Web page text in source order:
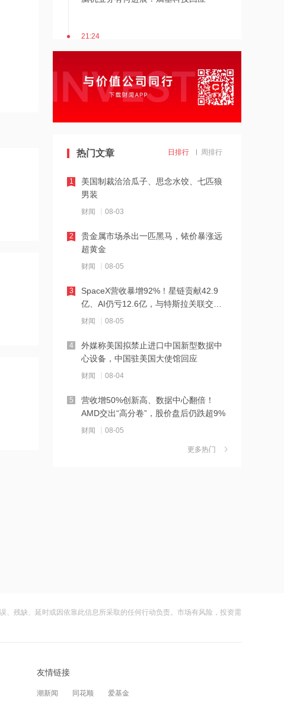
21:24
公司有太空光伏业务吗？英杰电气回应
21:24
朗特智能：除了和优必选有深度合作以
京东方A：玻璃基封装载板相关业务尚
21:22
龙头企业连续提价，白酒行业企稳了吗
21:21
以军空袭黎巴嫩南部
21:20
杰富瑞下调消费电子零售商百思买评级
21:20
欧菲光：周亮辞去董事会秘书职务，聘
21:19
ST椰岛：董事兼副总经理李铁锋因身体
领域的业务
21:12
热门文章 日排行 周排行
美国制裁洽洽瓜子、思念水饺、七匹狼
男装
财闻 08-03
1
贵金属市场杀出一匹黑马，铱价暴涨远
超黄金
财闻 08-05
2
SpaceX营收暴增92%！星链贡献42.9
亿、AI仍亏12.6亿，与特斯拉关联交易
曝光
财闻 08-05
3
外媒称美国拟禁止进口中国新型数据中
心设备，中国驻美国大使馆回应
财闻 08-04
4
营收增50%创新高、数据中心翻倍！
AMD交出“高分卷”，股价盘后仍跌超9%
财闻 08-05
5
财闻早知道丨道指标普创历史新高
DeepSeek又打赢了价格战
财闻 08-05
更多热门
残缺、延时或因依靠此信息所采取的任何行动负责。市场有风险，投资需
友情链接
潮新闻 同花顺 爱基金